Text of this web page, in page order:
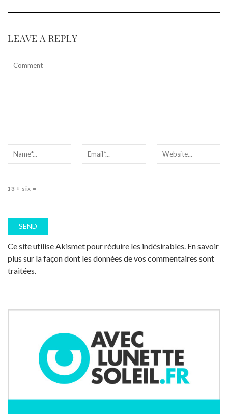
LEAVE A REPLY
13 + six =
Ce site utilise Akismet pour réduire les indésirables. En savoir
plus sur la façon dont les données de vos commentaires sont
traitées.